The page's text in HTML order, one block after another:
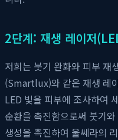
2단계: 재생 레이저
저희는 붓기 완화와 피부 재
(Smartlux)와 같은 재생 레
LED 빛을 피부에 조사하여
순환을 촉진함으로써 붓기
생성을 촉진하여 울쎄라의